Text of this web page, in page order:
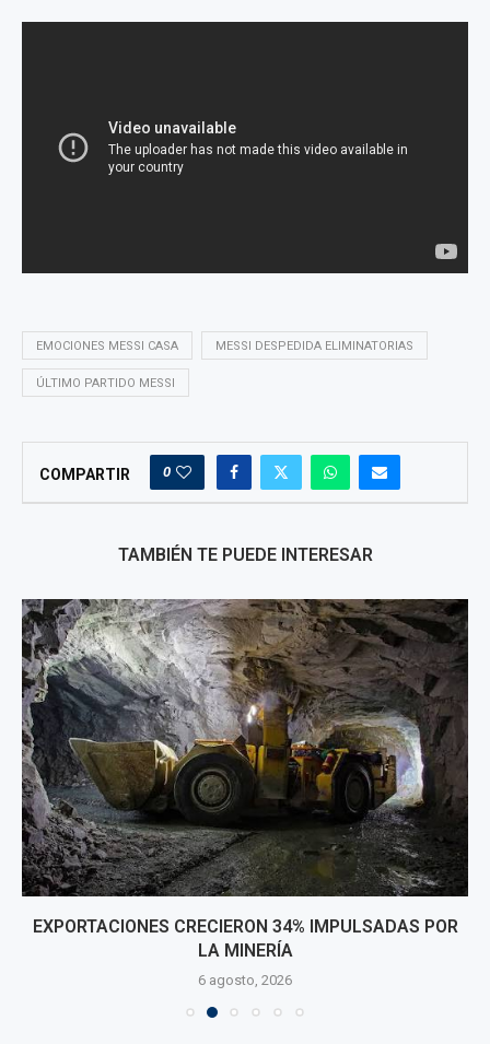
EMOCIONES MESSI CASA MESSI DESPEDIDA ELIMINATORIAS
ÚLTIMO PARTIDO MESSI
COMPARTIR 0
TAMBIÉN TE PUEDE INTERESAR
EXPORTACIONES CRECIERON 34% IMPULSADAS POR
LA MINERÍA
6 agosto, 2026